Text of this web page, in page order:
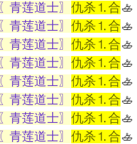
〖青莲道士〗 仇杀⒈合🚣
〖青莲道士〗 仇杀⒈合🚣
〖青莲道士〗 仇杀⒈合🚣
〖青莲道士〗 仇杀⒈合🚣
〖青莲道士〗 仇杀⒈合🚣
〖青莲道士〗 仇杀⒈合🚣
〖青莲道士〗 仇杀⒈合🚣
〖青莲道士〗 仇杀⒈合🚣